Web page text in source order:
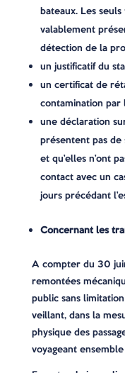
bateaux. Les
valablement
détection de la
un justificatif du
un certificat de
contamination par
une déclaration
présentent pas de
et qu’elles n’ont
contact avec un
jours précédant
Concernant les
A compter du 30
remontées
public sans
veillant, dans la
physique des
voyageant